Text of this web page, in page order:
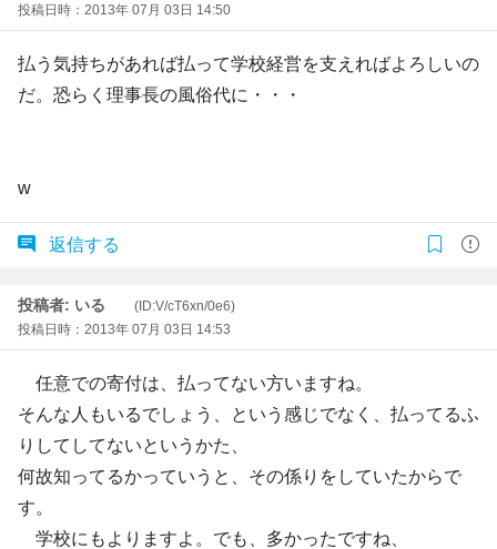
投稿日時：2013年 07月 03日 14:50
払う気持ちがあれば払って学校経営を支えればよろしいの
だ。恐らく理事長の風俗代に・・・
w
返信する
投稿者: いる
(ID:V/cT6xn/0e6)
投稿日時：2013年 07月 03日 14:53
任意での寄付は、払ってない方いますね。
そんな人もいるでしょう、という感じでなく、払ってるふ
りしてしてないというかた、
何故知ってるかっていうと、その係りをしていたからで
す。
学校にもよりますよ。でも、多かったですね、